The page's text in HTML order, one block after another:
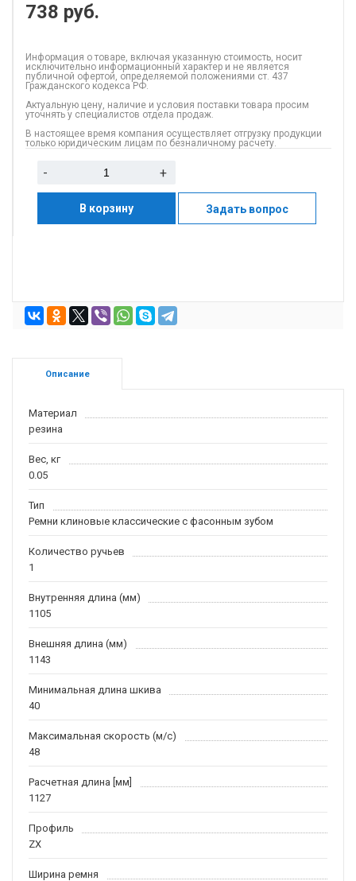
738 руб.
Информация о товаре, включая указанную стоимость, носит
исключительно информационный характер и не является
публичной офертой, определяемой положениями ст. 437
Гражданского кодекса РФ.
Актуальную цену, наличие и условия поставки товара просим
уточнять у специалистов отдела продаж.
В настоящее время компания осуществляет отгрузку продукции
только юридическим лицам по безналичному расчету.
- +
В корзину Задать вопрос
Описание
Материал
резина
Вес, кг
0.05
Тип
Ремни клиновые классические с фасонным зубом
Количество ручьев
1
Внутренняя длина (мм)
1105
Внешняя длина (мм)
1143
Минимальная длина шкива
40
Максимальная скорость (м/c)
48
Расчетная длина [мм]
1127
Профиль
ZX
Ширина ремня